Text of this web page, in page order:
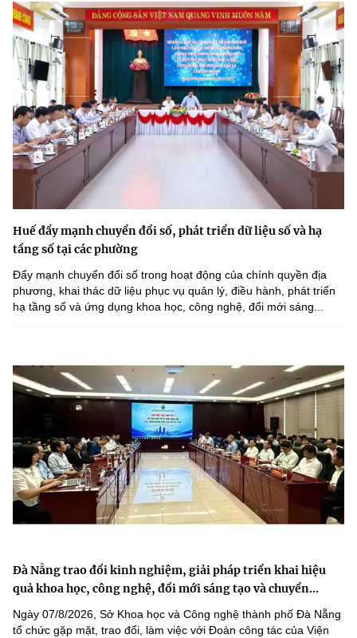
Huế đẩy mạnh chuyển đổi số, phát triển dữ liệu số và hạ
tầng số tại các phường
Đẩy mạnh chuyển đổi số trong hoạt động của chính quyền địa
phương, khai thác dữ liệu phục vụ quản lý, điều hành, phát triển
hạ tầng số và ứng dụng khoa học, công nghệ, đổi mới sáng...
Đà Nẵng trao đổi kinh nghiệm, giải pháp triển khai hiệu
quả khoa học, công nghệ, đổi mới sáng tạo và chuyển...
Ngày 07/8/2026, Sở Khoa học và Công nghệ thành phố Đà Nẵng
tổ chức gặp mặt, trao đổi, làm việc với Đoàn công tác của Viện